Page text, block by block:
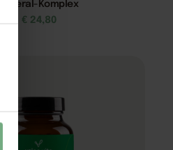
Mineral-Komplex
€ 24,80